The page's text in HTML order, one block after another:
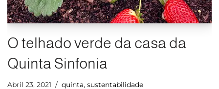
O telhado verde da casa da
Quinta Sinfonia
Abril 23, 2021 quinta, sustentabilidade